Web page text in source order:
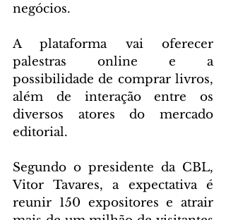
negócios.
A plataforma vai oferecer
palestras online e a
possibilidade de comprar livros,
além de interação entre os
diversos atores do mercado
editorial.
Segundo o presidente da CBL,
Vitor Tavares, a expectativa é
reunir 150 expositores e atrair